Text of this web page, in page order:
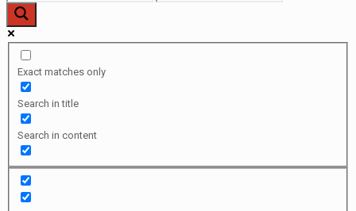
Exact matches only
Search in title
Search in content